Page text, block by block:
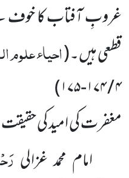
غروبِ آفتاب کا خوف
قطعی ہیں۔(احیاء
۴ / ۱۷۴-۱۷۵
)
مغفرت کی امید کی
امام محمد غزالی